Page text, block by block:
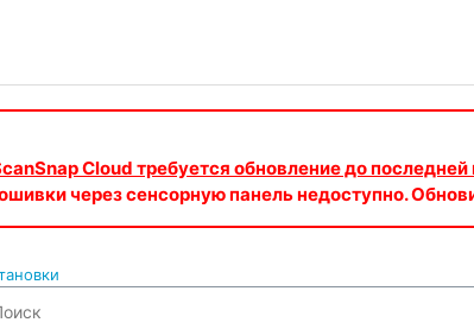
Cloud требуется обновление до
через сенсорную панель недоступно.